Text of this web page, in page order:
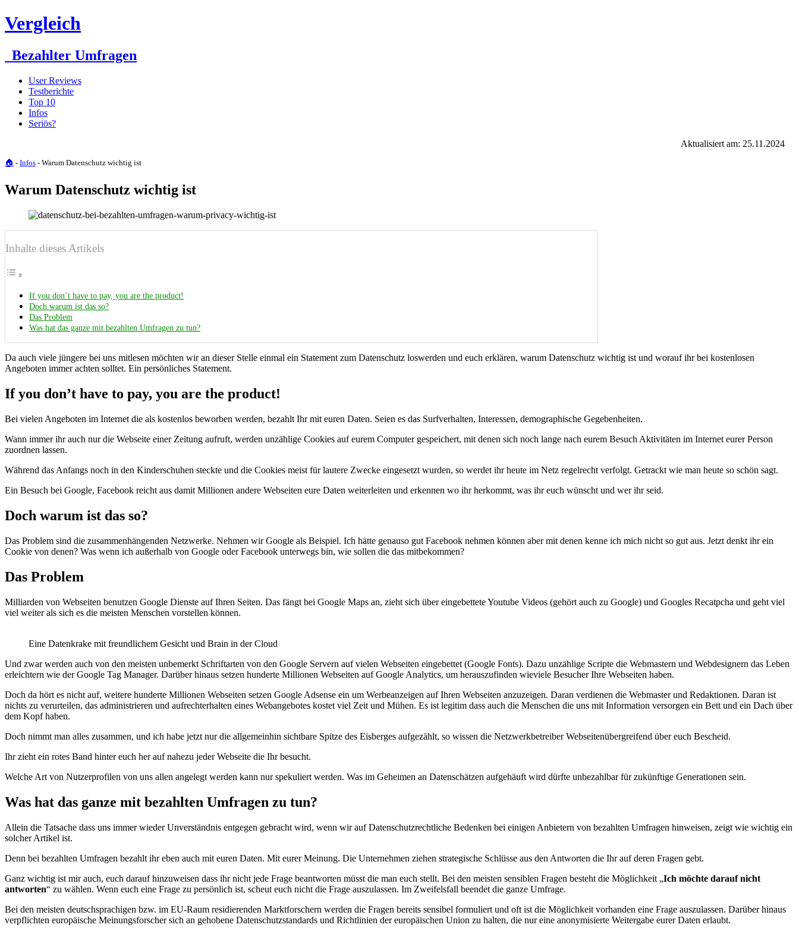
Vergleich
Bezahlter Umfragen
User Reviews
Testberichte
Top 10
Infos
Seriös?
Aktualisiert am: 25.11.2024
🏠 - Infos - Warum Datenschutz wichtig ist
Warum Datenschutz wichtig ist
Inhalte dieses Artikels
If you don’t have to pay, you are the product!
Doch warum ist das so?
Das Problem
Was hat das ganze mit bezahlten Umfragen zu tun?
Da auch viele jüngere bei uns mitlesen möchten wir an dieser Stelle einmal ein Statement zum Datenschutz loswerden und euch erklären, warum Datenschutz wichtig ist und worauf ihr bei kostenlosen
Angeboten immer achten solltet. Ein persönliches Statement.
If you don’t have to pay, you are the product!
Bei vielen Angeboten im Internet die als kostenlos beworben werden, bezahlt Ihr mit euren Daten. Seien es das Surfverhalten, Interessen, demographische Gegebenheiten.
Wann immer ihr auch nur die Webseite einer Zeitung aufruft, werden unzählige Cookies auf eurem Computer gespeichert, mit denen sich noch lange nach eurem Besuch Aktivitäten im Internet eurer Person
zuordnen lassen.
Während das Anfangs noch in den Kinderschuhen steckte und die Cookies meist für lautere Zwecke eingesetzt wurden, so werdet ihr heute im Netz regelrecht verfolgt. Getrackt wie man heute so schön sagt.
Ein Besuch bei Google, Facebook reicht aus damit Millionen andere Webseiten eure Daten weiterleiten und erkennen wo ihr herkommt, was ihr euch wünscht und wer ihr seid.
Doch warum ist das so?
Das Problem sind die zusammenhängenden Netzwerke. Nehmen wir Google als Beispiel. Ich hätte genauso gut Facebook nehmen können aber mit denen kenne ich mich nicht so gut aus. Jetzt denkt ihr ein
Cookie von denen? Was wenn ich außerhalb von Google oder Facebook unterwegs bin, wie sollen die das mitbekommen?
Das Problem
Milliarden von Webseiten benutzen Google Dienste auf Ihren Seiten. Das fängt bei Google Maps an, zieht sich über eingebettete Youtube Videos (gehört auch zu Google) und Googles Recatpcha und geht viel
viel weiter als sich es die meisten Menschen vorstellen können.
Eine Datenkrake mit freundlichem Gesicht und Brain in der Cloud
Und zwar werden auch von den meisten unbemerkt Schriftarten von den Google Servern auf vielen Webseiten eingebettet (Google Fonts). Dazu unzählige Scripte die Webmastern und Webdesignern das Leben
erleichtern wie der Google Tag Manager. Darüber hinaus setzen hunderte Millionen Webseiten auf Google Analytics, um herauszufinden wieviele Besucher Ihre Webseiten haben.
Doch da hört es nicht auf, weitere hunderte Millionen Webseiten setzen Google Adsense ein um Werbeanzeigen auf Ihren Webseiten anzuzeigen. Daran verdienen die Webmaster und Redaktionen. Daran ist
nichts zu verurteilen, das administrieren und aufrechterhalten eines Webangebotes kostet viel Zeit und Mühen. Es ist legitim dass auch die Menschen die uns mit Information versorgen ein Bett und ein Dach über
dem Kopf haben.
Doch nimmt man alles zusammen, und ich habe jetzt nur die allgemeinhin sichtbare Spitze des Eisberges aufgezählt, so wissen die Netzwerkbetreiber Webseitenübergreifend über euch Bescheid.
Ihr zieht ein rotes Band hinter euch her auf nahezu jeder Webseite die Ihr besucht.
Welche Art von Nutzerprofilen von uns allen angelegt werden kann nur spekuliert werden. Was im Geheimen an Datenschätzen aufgehäuft wird dürfte unbezahlbar für zukünftige Generationen sein.
Was hat das ganze mit bezahlten Umfragen zu tun?
Allein die Tatsache dass uns immer wieder Unverständnis entgegen gebracht wird, wenn wir auf Datenschutzrechtliche Bedenken bei einigen Anbietern von bezahlten Umfragen hinweisen, zeigt wie wichtig ein
solcher Artikel ist.
Denn bei bezahlten Umfragen bezahlt ihr eben auch mit euren Daten. Mit eurer Meinung. Die Unternehmen ziehen strategische Schlüsse aus den Antworten die Ihr auf deren Fragen gebt.
Ganz wichtig ist mir auch, euch darauf hinzuweisen dass ihr nicht jede Frage beantworten müsst die man euch stellt. Bei den meisten sensiblen Fragen besteht die Möglichkeit „Ich möchte darauf nicht
antworten“ zu wählen. Wenn euch eine Frage zu persönlich ist, scheut euch nicht die Frage auszulassen. Im Zweifelsfall beendet die ganze Umfrage.
Bei den meisten deutschsprachigen bzw. im EU-Raum residierenden Marktforschern werden die Fragen bereits sensibel formuliert und oft ist die Möglichkeit vorhanden eine Frage auszulassen. Darüber hinaus
verpflichten europäische Meinungsforscher sich an gehobene Datenschutzstandards und Richtlinien der europäischen Union zu halten, die nur eine anonymisierte Weitergabe eurer Daten erlaubt.